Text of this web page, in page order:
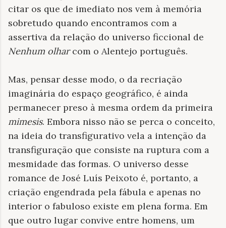
citar os que de imediato nos vem à memória
sobretudo quando encontramos com a
assertiva da relação do universo ficcional de
Nenhum olharcom o Alentejo português.
Mas, pensar desse modo, o da recriação
imaginária do espaço geográfico, é ainda
permanecer preso à mesma ordem da primeira
mimesis. Embora nisso não se perca o conceito,
na ideia do transfigurativo vela a intenção da
transfiguração que consiste na ruptura com a
mesmidade das formas. O universo desse
romance de José Luís Peixoto é, portanto, a
criação engendrada pela fábula e apenas no
interior o fabuloso existe em plena forma. Em
que outro lugar convive entre homens, um